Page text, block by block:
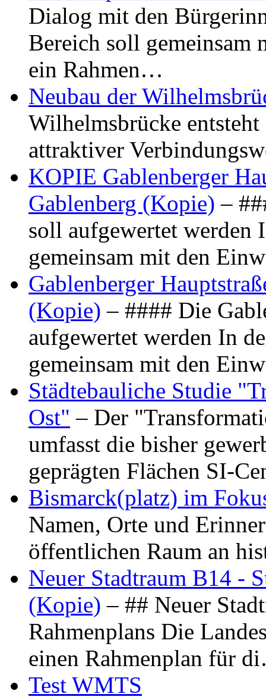
Dialog mit den
Bereich soll gemeinsam
ein Rahmen…
Neubau der
Wilhelmsbrücke
attraktiver
KOPIE Gablenberger
Gablenberg (Kopie) –
soll aufgewertet werden
gemeinsam mit den
Gablenberger
(Kopie) – #### Die
aufgewertet werden In
gemeinsam mit den
Städtebauliche Studie
Ost" – Der
umfasst die bisher
geprägten Flächen SI-
Bismarck(platz) im
Namen, Orte und
öffentlichen Raum an
Neuer Stadtraum B14 -
(Kopie) – ## Neuer
Rahmenplans Die
einen Rahmenplan für
Test WMTS